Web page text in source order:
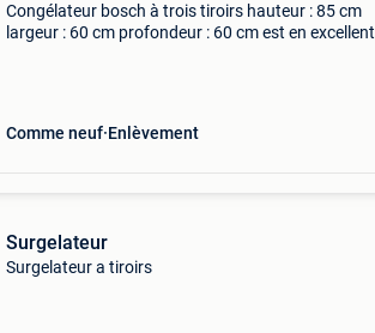
Congélateur bosch à trois tiroirs hauteur : 85 cm
largeur : 60 cm profondeur : 60 cm est en excellent
Comme neuf Enlèvement
Surgelateur
Surgelateur a tiroirs